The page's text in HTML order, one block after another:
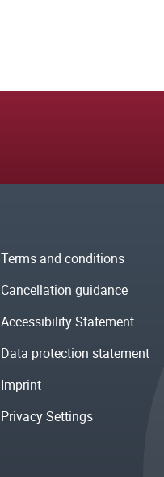
Terms and conditions
Cancellation guidance
Accessibility Statement
Data protection statement
Imprint
Privacy Settings